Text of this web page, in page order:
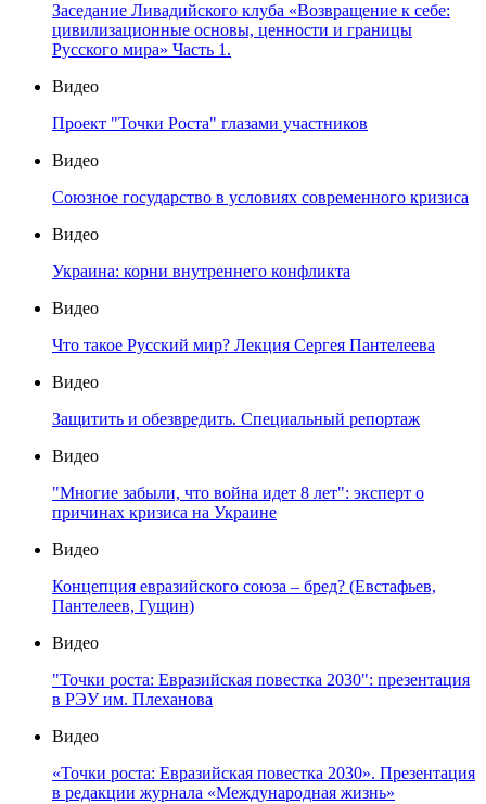
Заседание Ливадийского клуба «Возвращение к себе:
цивилизационные основы, ценности и границы
Русского мира» Часть 1.
Видео
Проект "Точки Роста" глазами участников
Видео
Союзное государство в условиях современного кризиса
Видео
Украина: корни внутреннего конфликта
Видео
Что такое Русский мир? Лекция Сергея Пантелеева
Видео
Защитить и обезвредить. Специальный репортаж
Видео
"Многие забыли, что война идет 8 лет": эксперт о
причинах кризиса на Украине
Видео
Концепция евразийского союза – бред? (Евстафьев,
Пантелеев, Гущин)
Видео
"Точки роста: Евразийская повестка 2030": презентация
в РЭУ им. Плеханова
Видео
«Точки роста: Евразийская повестка 2030». Презентация
в редакции журнала «Международная жизнь»